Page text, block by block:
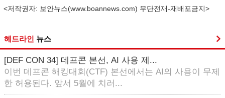
<저작권자: 보안뉴스(www.boannews.com) 무단전재-재배포금지>
헤드라인 뉴스
[DEF CON 34] 데프콘 본선, AI 사용 제...
이번 데프콘 해킹대회(CTF) 본선에서는 AI의 사용이 무제
한 허용된다. 앞서 5월에 치러...